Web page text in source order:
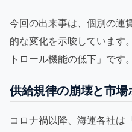
今回の出来事は、個別の運
的な変化を示唆しています
トロール機能の低下」です。
供給規律の崩壊と市
コロナ禍以降、海運各社は